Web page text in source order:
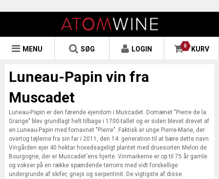
0 KURV
LOGIN
SØG
MENU
Luneau-Papin vin fra
Muscadet
Luneau-Papin er den førende ejendom i Muscadet. Domænet "Pierre de la
Grange" blev grundlagt helt tilbage i 1700-tallet og er siden blevet drevet af
en Luneau-Papin med fornavnet "Pierre". Faktisk er unge Pierre-Marie, der
overtog tøjlerne fra sin far i 2011, den 14. generation til at bære dette navn.
Vingården ejer 40 hektar hovedsageligt plantet med druesorten Melon de
Bourgogne, der er Muscadet'ens hjerte. Vinmarkerne er op til 75 år gamle
og vokser på en række spændende terroirs med vidt forskellige
undergrunde af skifer, gnejs og serpentinit. De vigtigste af disse